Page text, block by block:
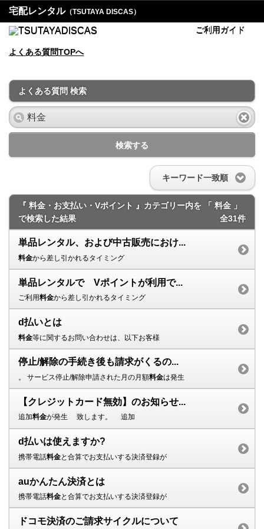
宅配レンタル（TSUTAYA DISCAS）
ご利用ガイド
よくある質問TOPへ
よくある質問 検索
検索する
キーワード一致順
『 料金・お支払い・Vポイント 』カテゴリー内を 「 料金 」
で検索した結果
全31件
単品レンタル、および中古販売におけ...
料金から差し引かれるタイミング
単品レンタルで Vポイントが利用で...
ご利用料金から差し引かれるタイミング
d払いとは
料金等に関するお問い合わせは、以下お客様
停止/解除の手続き後も請求がくるの...
。 サービス停止/解除申請された月の月額料金は発生
【クレジットカード無効】のお知らせ...
追加料金が発生 致します。 追加
d払いは使えますか?
携帯電話料金と合算でお支払いする決済登録が
auかんたん決済とは
携帯電話料金と合算でお支払いする決済登録が
ドコモ決済のご請求サイクルについて